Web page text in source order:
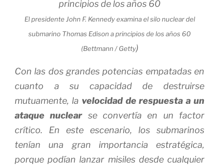
El presidente John F. Kennedy examina el silo nuclear del
submarino Thomas Edison a principios de los años 60
(Bettmann / Getty)
Con las dos grandes potencias empatadas en
cuanto a su capacidad de destruirse
mutuamente, la velocidad de respuesta a un
ataque nuclear se convertía en un factor
crítico. En este escenario, los submarinos
tenían una gran importancia estratégica,
porque podían lanzar misiles desde cualquier